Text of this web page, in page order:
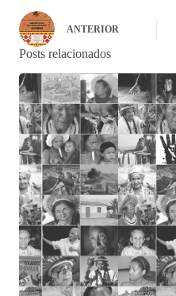
ANTERIOR
Posts relacionados